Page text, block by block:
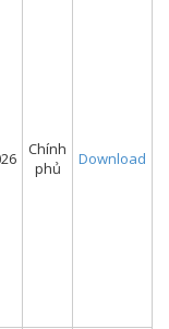
Chính
phủ
Download